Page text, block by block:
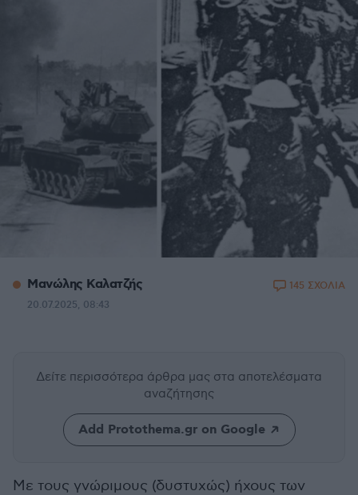
Μανώλης Καλατζής
20.07.2025, 08:43
145 ΣΧΟΛΙΑ
Δείτε περισσότερα άρθρα μας στα αποτελέσματα
αναζήτησης
Add Protothema.gr on Google
Με τους γνώριμους (δυστυχώς) ήχους των